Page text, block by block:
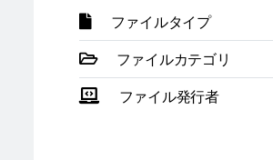
ファイルタイプ
ファイルカテゴリ
ファイル発行者